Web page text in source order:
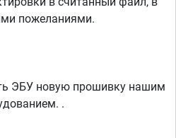
пожеланиями.
ЭБУ новую прошивку нашим
.